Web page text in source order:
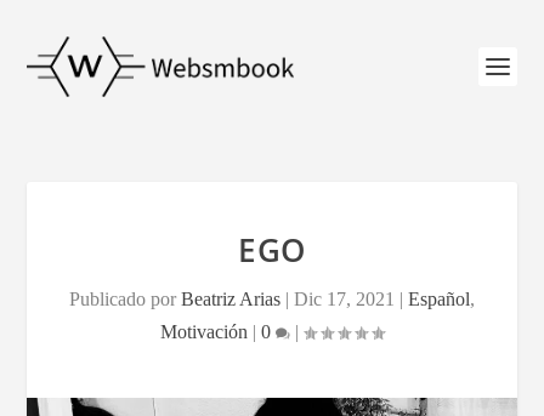
EGO
Publicado porBeatriz Arias | Dic 17, 2021 | Español,
Motivación | 0 |